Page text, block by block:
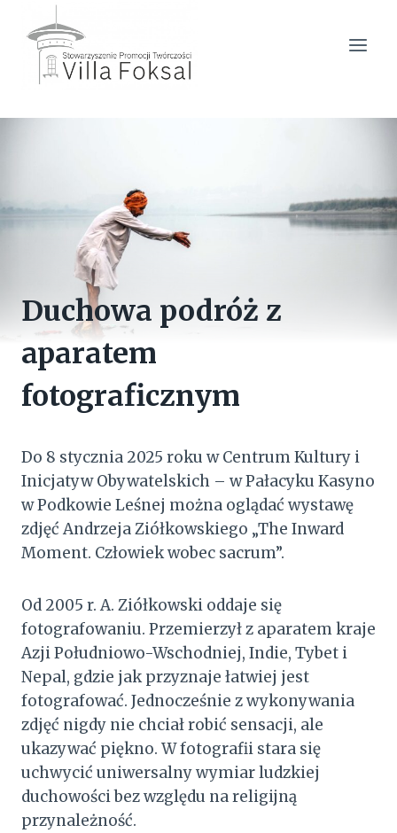
treści
Duchowa podróż z
aparatem
fotograficznym
Do 8 stycznia 2025 roku w Centrum Kultury i
Inicjatyw Obywatelskich – w Pałacyku Kasyno
w Podkowie Leśnej można oglądać wystawę
zdjęć Andrzeja Ziółkowskiego „The Inward
Moment. Człowiek wobec sacrum”.
Od 2005 r. A. Ziółkowski oddaje się
fotografowaniu. Przemierzył z aparatem kraje
Azji Południowo-Wschodniej, Indie, Tybet i
Nepal, gdzie jak przyznaje łatwiej jest
fotografować. Jednocześnie z wykonywania
zdjęć nigdy nie chciał robić sensacji, ale
ukazywać piękno. W fotografii stara się
uchwycić uniwersalny wymiar ludzkiej
duchowości bez względu na religijną
przynależność.